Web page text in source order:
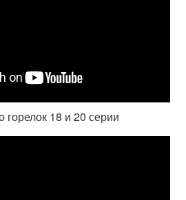
горелок 18 и 20 серии